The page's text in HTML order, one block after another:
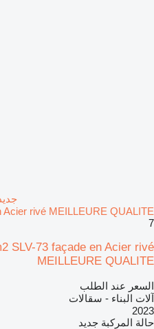
Acier rivé MEILLEURE QUALITE
7
SLV-73 façade en Acier rivé
MEILLEURE QUALITE
السعر عند الطلب
آلات البناء - سقالات
2023
حالة المركبة جديد